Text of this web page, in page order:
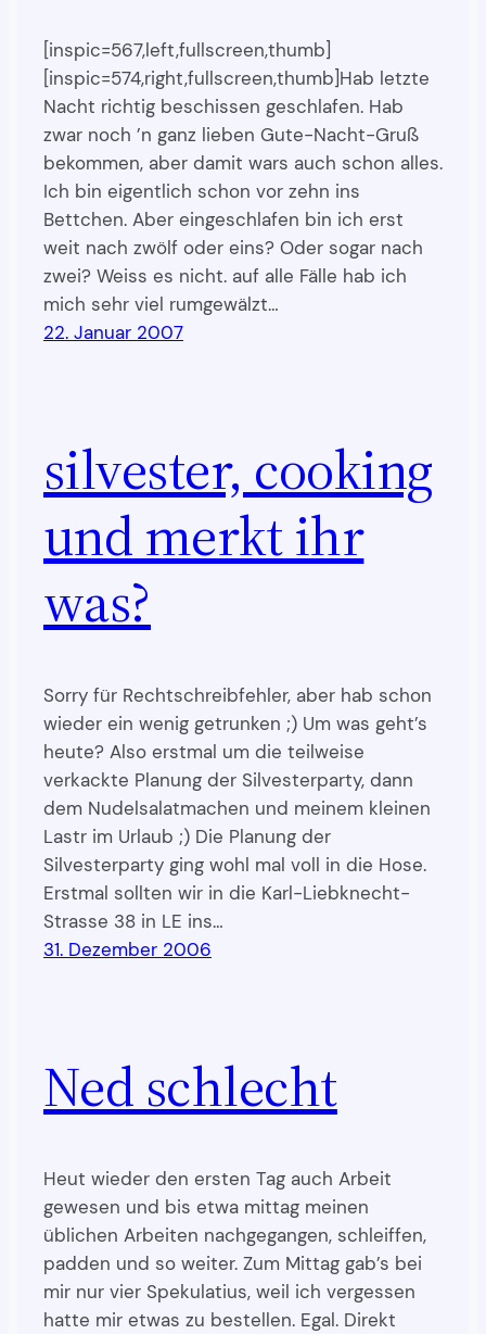
[inspic=567,left,fullscreen,thumb]
[inspic=574,right,fullscreen,thumb]Hab letzte
Nacht richtig beschissen geschlafen. Hab
zwar noch ’n ganz lieben Gute-Nacht-Gruß
bekommen, aber damit wars auch schon alles.
Ich bin eigentlich schon vor zehn ins
Bettchen. Aber eingeschlafen bin ich erst
weit nach zwölf oder eins? Oder sogar nach
zwei? Weiss es nicht. auf alle Fälle hab ich
mich sehr viel rumgewälzt…
22. Januar 2007
silvester, cooking
und merkt ihr
was?
Sorry für Rechtschreibfehler, aber hab schon
wieder ein wenig getrunken ;) Um was geht’s
heute? Also erstmal um die teilweise
verkackte Planung der Silvesterparty, dann
dem Nudelsalatmachen und meinem kleinen
Lastr im Urlaub ;) Die Planung der
Silvesterparty ging wohl mal voll in die Hose.
Erstmal sollten wir in die Karl-Liebknecht-
Strasse 38 in LE ins…
31. Dezember 2006
Ned schlecht
Heut wieder den ersten Tag auch Arbeit
gewesen und bis etwa mittag meinen
üblichen Arbeiten nachgegangen, schleiffen,
padden und so weiter. Zum Mittag gab’s bei
mir nur vier Spekulatius, weil ich vergessen
hatte mir etwas zu bestellen. Egal. Direkt